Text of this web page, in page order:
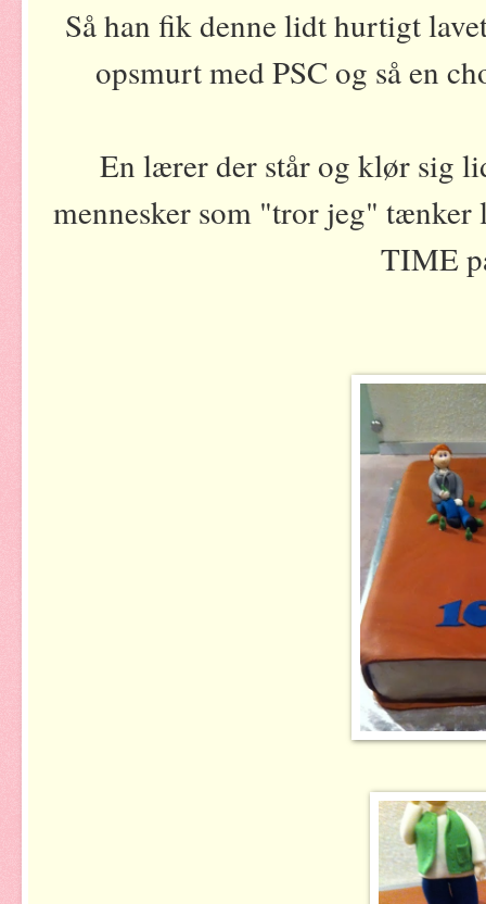
Så han fik denne lidt hurtigt
opsmurt med PSC og så en
En lærer der står og klør sig
mennesker som "tror jeg"
TIME